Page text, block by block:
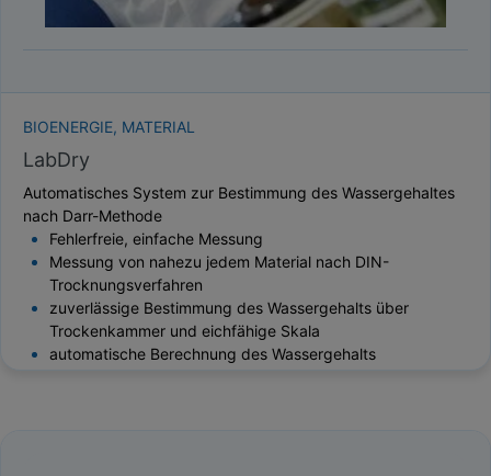
BIOENERGIE, MATERIAL
LabDry
Automatisches System zur Bestimmung des Wassergehaltes
nach Darr-Methode
Fehlerfreie, einfache Messung
Messung von nahezu jedem Material nach DIN-
Trocknungsverfahren
zuverlässige Bestimmung des Wassergehalts über
Trockenkammer und eichfähige Skala
automatische Berechnung des Wassergehalts